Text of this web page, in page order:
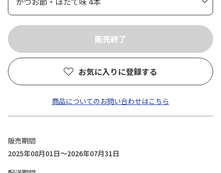
お気に入りに登録する
商品についてのお問い合わせはこちら
販売期間
2025年08月01日～2026年07月31日